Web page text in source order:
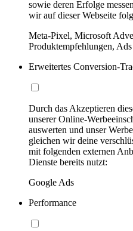
sowie deren Erfolge
wir auf dieser Webseite
Meta-Pixel, Microsoft
Produktempfehlungen,
Erweitertes Conversion-
Durch das Akzeptieren
unserer Online-
auswerten und unser
gleichen wir deine
mit folgenden externen
Dienste bereits nutzt:
Google Ads
Performance